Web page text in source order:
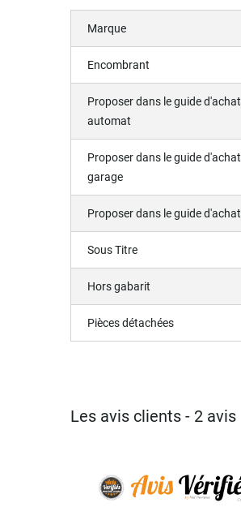
Marque
Encombrant
Proposer dans le guide
automat
Proposer dans le guide
garage
Proposer dans le guide
Sous Titre
Hors gabarit
Pièces détachées
Les avis clients - 2 avis